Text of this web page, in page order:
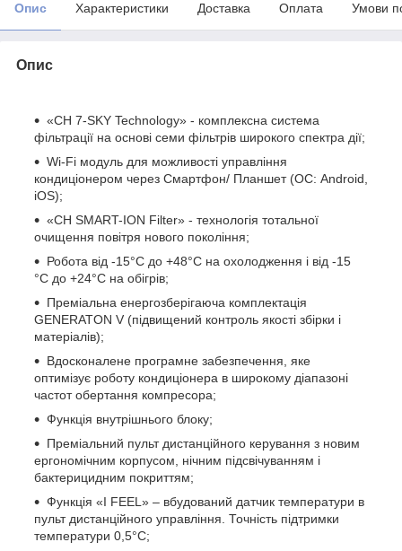
Опис Характеристики Доставка Оплата Умови
Опис
«CH 7-SKY Technology» - комплексна система
фільтрації на основі семи фільтрів широкого спектра дії;
Wi-Fi модуль для можливості управління
кондиціонером через Смартфон/ Планшет (ОС: Android,
iOS);
«CH SMART-ION Filter» - технологія тотальної
очищення повітря нового покоління;
Робота від -15°С до +48°С на охолодження і від -15
°С до +24°С на обігрів;
Преміальна енергозберігаюча комплектація
GENERATON V (підвищений контроль якості збірки і
матеріалів);
Вдосконалене програмне забезпечення, яке
оптимізує роботу кондиціонера в широкому діапазоні
частот обертання компресора;
Функція внутрішнього блоку;
Преміальний пульт дистанційного керування з новим
ергономічним корпусом, нічним підсвічуванням і
бактерицидним покриттям;
Функція «I FEEL» – вбудований датчик температури в
пульт дистанційного управління. Точність підтримки
температури 0,5°С;